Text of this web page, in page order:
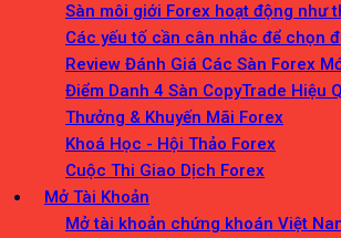
Sàn môi giới Forex hoạt động như
Các yếu tố cần cân nhắc để chọn
Review Đánh Giá Các Sàn Forex
Điểm Danh 4 Sàn CopyTrade Hiệu
Thưởng & Khuyến Mãi Forex
Khoá Học - Hội Thảo Forex
Cuộc Thi Giao Dịch Forex
Mở Tài Khoản
Mở tài khoản chứng khoán Việt